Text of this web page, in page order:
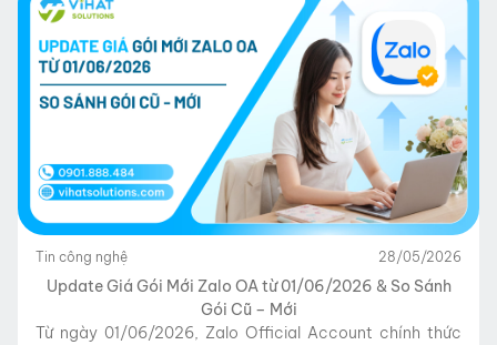
Tin công nghệ 28/05/2026
Update Giá Gói Mới Zalo OA từ 01/06/2026 & So Sánh
Gói Cũ – Mới
Từ ngày 01/06/2026, Zalo Official Account chính thức